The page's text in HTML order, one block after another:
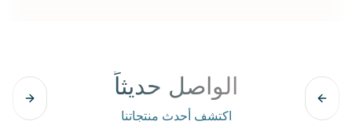
الواصل حديثاً
اكتشف أحدث منتجاتنا